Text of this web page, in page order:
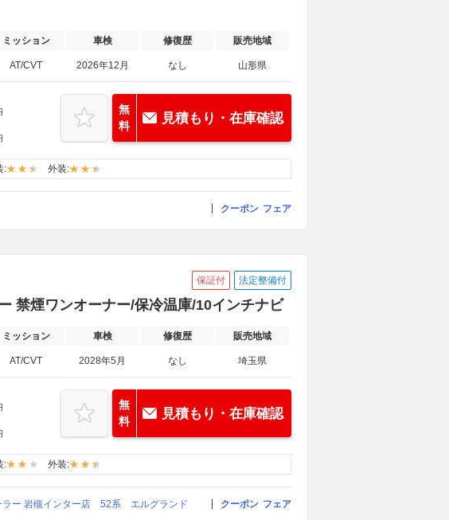
ミッション 車検 修復歴 販売地域
AT/CVT 2026年12月 なし 山形県
無
料
見積もり・在庫確認
: 外装:
クーポン フェア
保証付 法定整備付
禁煙ワンオーナー/保冷温庫/10インチナビ
ミッション 車検 修復歴 販売地域
AT/CVT 2028年5月 なし 埼玉県
無
料
見積もり・在庫確認
: 外装:
ー 岩槻インター店 52系 エルグランド
クーポン フェア